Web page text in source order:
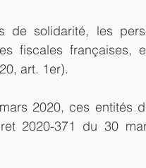
solidarité, les
fiscales françaises,
art. 1er).
2020, ces entités
2020-371 du 30